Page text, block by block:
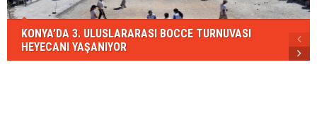
KONYA’DA 3. ULUSLARARASI BOCCE TURNUVASI
HEYECANI YAŞANIYOR